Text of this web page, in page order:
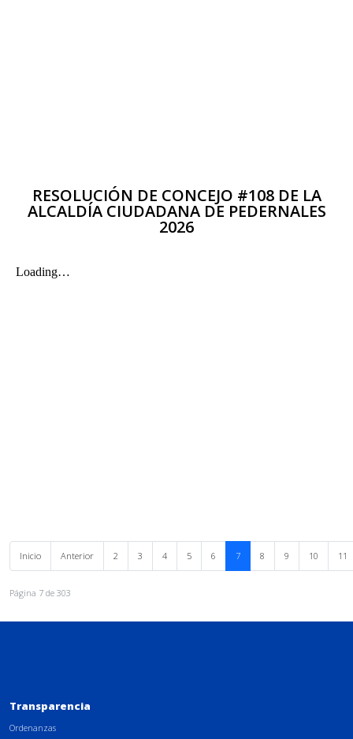
RESOLUCIÓN DE CONCEJO #108 DE LA
ALCALDÍA CIUDADANA DE PEDERNALES
2026
Inicio Anterior 2 3 4 5 6 7 8 9 10 11
Página 7 de 303
Transparencia
Ordenanzas